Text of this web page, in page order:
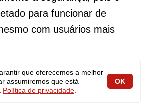
para funcionar de
com usuários mais
que oferecemos a melhor
assumiremos que está
Política de privacidade
OK